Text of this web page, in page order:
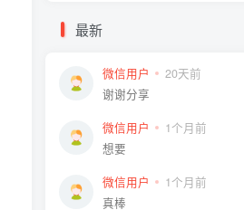
最新
微信用户 20天前
谢谢分享
微信用户 1个月前
想要
微信用户 1个月前
真棒